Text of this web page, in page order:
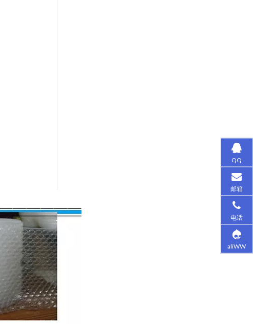
QQ
邮箱
电话
aliWW